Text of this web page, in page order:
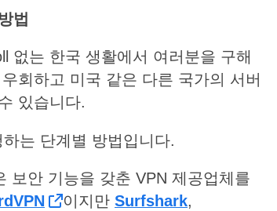
방법
없는 한국 생활에서 여러분을 구해
회하고 미국 같은 다른 국가의 서버
있습니다.
는 단계별 방법입니다.
보안 기능을 갖춘 VPN 제공업체를
이지만 Surfshark,